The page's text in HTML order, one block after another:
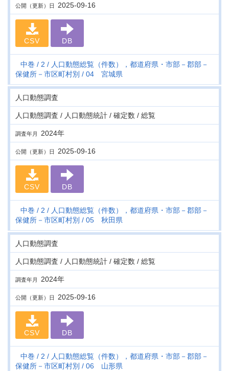
公開（更新）日 2025-09-16
CSV DB
中巻 2
人口動態総覧（件数），都道府県・市部－郡部－
保健所－市区町村別
04 宮城県
人口動態調査
人口動態調査 / 人口動態統計 / 確定数 / 総覧
調査年月 2024年
公開（更新）日 2025-09-16
CSV DB
中巻 2
人口動態総覧（件数），都道府県・市部－郡部－
保健所－市区町村別
05 秋田県
人口動態調査
人口動態調査 / 人口動態統計 / 確定数 / 総覧
調査年月 2024年
公開（更新）日 2025-09-16
CSV DB
中巻 2
人口動態総覧（件数），都道府県・市部－郡部－
保健所－市区町村別
06 山形県